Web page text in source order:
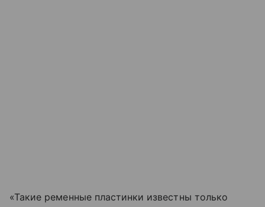
«Такие ременные пластинки известны только